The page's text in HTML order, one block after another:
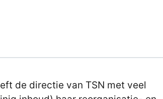
de directie van TSN met veel